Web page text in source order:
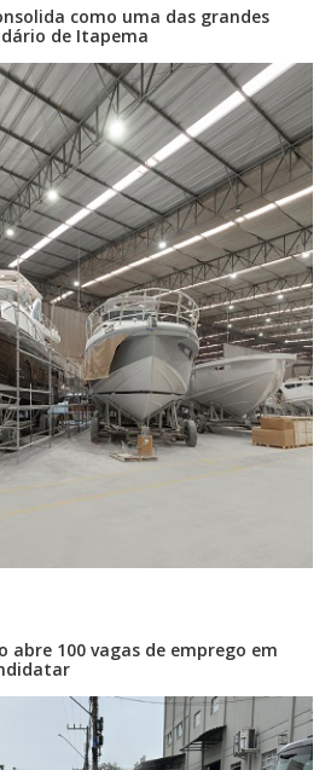
transforma o Paço Municipal em um espaço
como uma das grandes
de Itapema
abre 100 vagas de emprego em